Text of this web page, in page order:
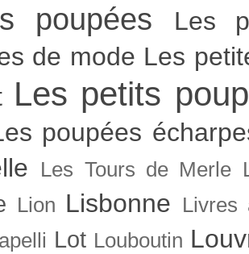
poupées
Les
de mode Les
Les petits
poupées
Les Tours de Merle
Lion Lisbonne
Livres
Lot Louboutin